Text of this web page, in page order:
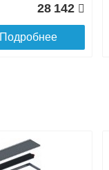
28 142
Подробнее